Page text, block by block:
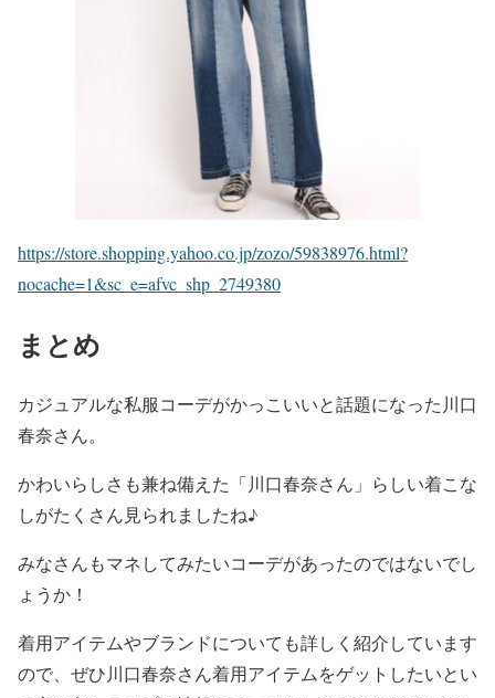
https://store.shopping.yahoo.co.jp/zozo/59838976.html?
nocache=1&sc_e=afvc_shp_2749380
まとめ
カジュアルな私服コーデがかっこいいと話題になった川口
春奈さん。
かわいらしさも兼ね備えた「川口春奈さん」らしい着こな
しがたくさん見られましたね♪
みなさんもマネしてみたいコーデがあったのではないでし
ょうか！
着用アイテムやブランドについても詳しく紹介しています
ので、ぜひ川口春奈さん着用アイテムをゲットしたいとい